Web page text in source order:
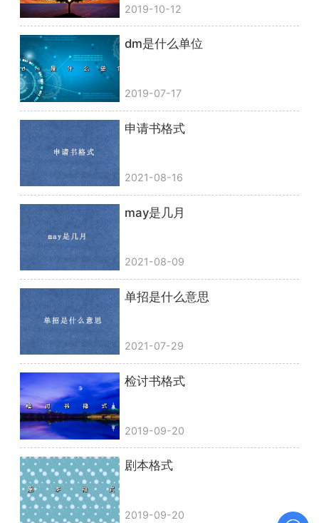
2019-10-12
dm是什么单位
2019-07-17
申请书格式
2021-08-16
may是几月
2021-08-09
单招是什么意思
2021-07-29
检讨书格式
2019-09-20
剧本格式
2019-09-20